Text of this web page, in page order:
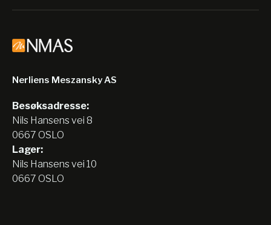
Nerliens Meszansky AS
Besøksadresse:
Nils Hansens vei 8
0667 OSLO
Lager:
Nils Hansens vei 10
0667 OSLO